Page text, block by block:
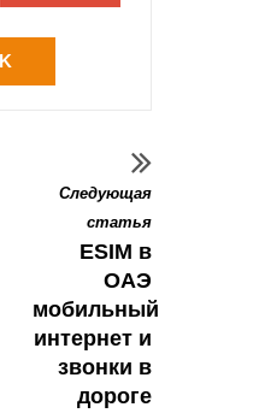
Следующая
статья
ESIM в
ОАЭ
мобильный
интернет и
звонки в
дороге